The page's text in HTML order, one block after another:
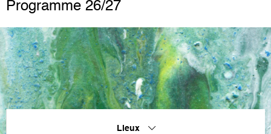
Programme 26/27
Lieux